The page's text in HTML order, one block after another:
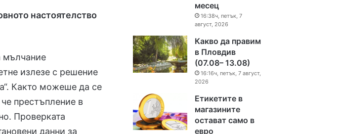
настоятелство
мълчание
излезе с решение
Както можеше да се
престъпление в
Проверката
данни за
месец
16:38ч, петък, 7
август, 2026
Какво да правим
в Пловдив
(07.08– 13.08)
16:16ч, петък, 7 август,
2026
Етикетите в
магазините
остават само в
евро